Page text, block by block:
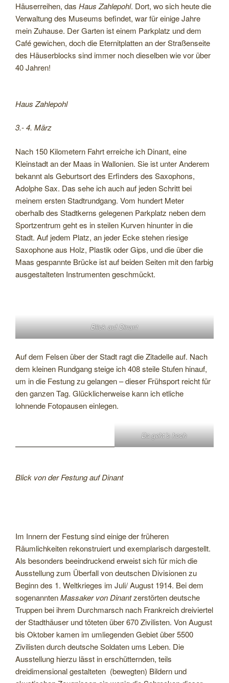
Häuserreihen, das Haus Zahlepohl. Dort, wo sich heute die
Verwaltung des Museums befindet, war für einige Jahre
mein Zuhause. Der Garten ist einem Parkplatz und dem
Café gewichen, doch die Eternitplatten an der Straßenseite
des Häuserblocks sind immer noch dieselben wie vor über
40 Jahren!
Haus Zahlepohl
3.- 4. März
Nach 150 Kilometern Fahrt erreiche ich Dinant, eine
Kleinstadt an der Maas in Wallonien. Sie ist unter Anderem
bekannt als Geburtsort des Erfinders des Saxophons,
Adolphe Sax. Das sehe ich auch auf jeden Schritt bei
meinem ersten Stadtrundgang. Vom hundert Meter
oberhalb des Stadtkerns gelegenen Parkplatz neben dem
Sportzentrum geht es in steilen Kurven hinunter in die
Stadt. Auf jedem Platz, an jeder Ecke stehen riesige
Saxophone aus Holz, Plastik oder Gips, und die über die
Maas gespannte Brücke ist auf beiden Seiten mit den farbig
ausgestalteten Instrumenten geschmückt.
Blick auf Dinant
Auf dem Felsen über der Stadt ragt die Zitadelle auf. Nach
dem kleinen Rundgang steige ich 408 steile Stufen hinauf,
um in die Festung zu gelangen – dieser Frühsport reicht für
den ganzen Tag. Glücklicherweise kann ich etliche
lohnende Fotopausen einlegen.
Da geht´s hoch
Blick von der Festung auf Dinant
Im Innern der Festung sind einige der früheren
Räumlichkeiten rekonstruiert und exemplarisch dargestellt.
Als besonders beeindruckend erweist sich für mich die
Ausstellung zum Überfall von deutschen Divisionen zu
Beginn des 1. Weltkrieges im Juli/ August 1914. Bei dem
sogenanntenMassaker von Dinantzerstörten deutsche
Truppen bei ihrem Durchmarsch nach Frankreich dreiviertel
der Stadthäuser und töteten über 670 Zivilisten. Von August
bis Oktober kamen im umliegenden Gebiet über 5500
Zivilisten durch deutsche Soldaten ums Leben. Die
Ausstellung hierzu lässt in erschütternden, teils
dreidimensional gestalteten (bewegten) Bildern und